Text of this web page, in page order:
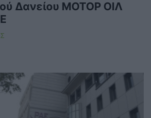
Δανείου ΜΟΤΟΡ ΟΙΛ